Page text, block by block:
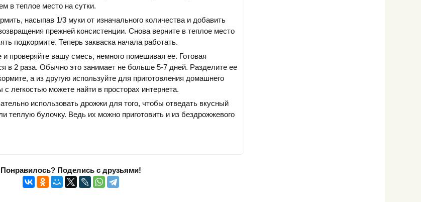
в теплое место на сутки.
насыпав 1/3 муки от изначального количества и добавить
прежней консистенции. Снова верните в теплое место
подкормите. Теперь закваска начала работать.
проверяйте вашу смесь, немного помешивая ее. Готовая
в 2 раза. Обычно это занимает не больше 5-7 дней. Разделите ее
а из другую используйте для приготовления домашнего
легкостью можете найти в просторах интернета.
использовать дрожжи для того, чтобы отведать вкусный
теплую булочку. Ведь их можно приготовить и из бездрожжевого
Понравилось? Поделись с друзьями!